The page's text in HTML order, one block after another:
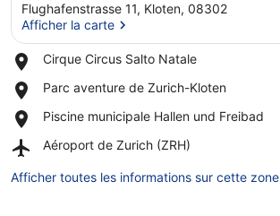
Flughafenstrasse 11, Kloten, 08302
Afficher la carte
Cirque Circus Salto Natale
Place,
Circus
Natale
Parc aventure de Zurich-Kloten
Place,
aventure
Zurich-
Piscine municipale Hallen und Freibad
Place,
municipale
und
Aéroport de Zurich (ZRH)
Airport,
de
Afficher toutes les informations sur cette zone